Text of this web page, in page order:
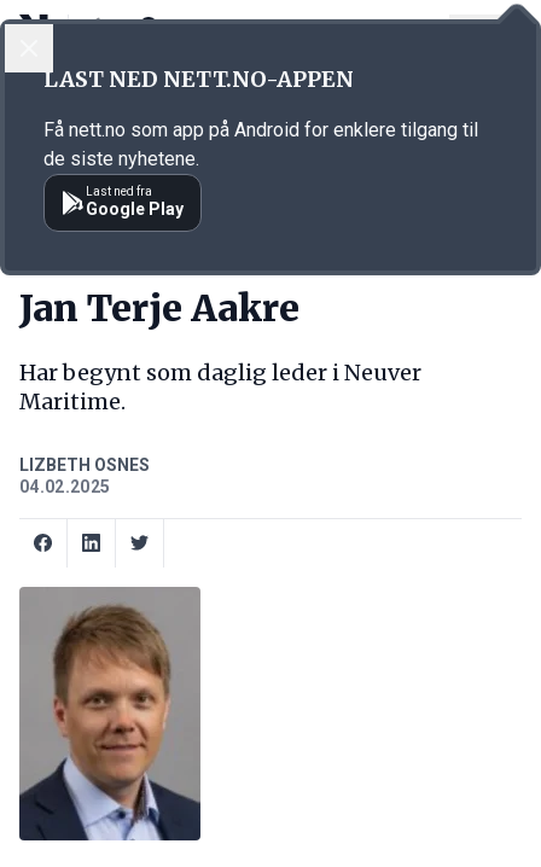
Annonsørinnhold
Jan Terje Aakre
Har begynt som daglig leder i Neuver
Maritime.
LIZBETH OSNES
04.02.2025
LAST NED NETT.NO-APPEN
Få nett.no som app på Android for enklere tilgang til
de siste nyhetene.
Last ned fra
Google Play